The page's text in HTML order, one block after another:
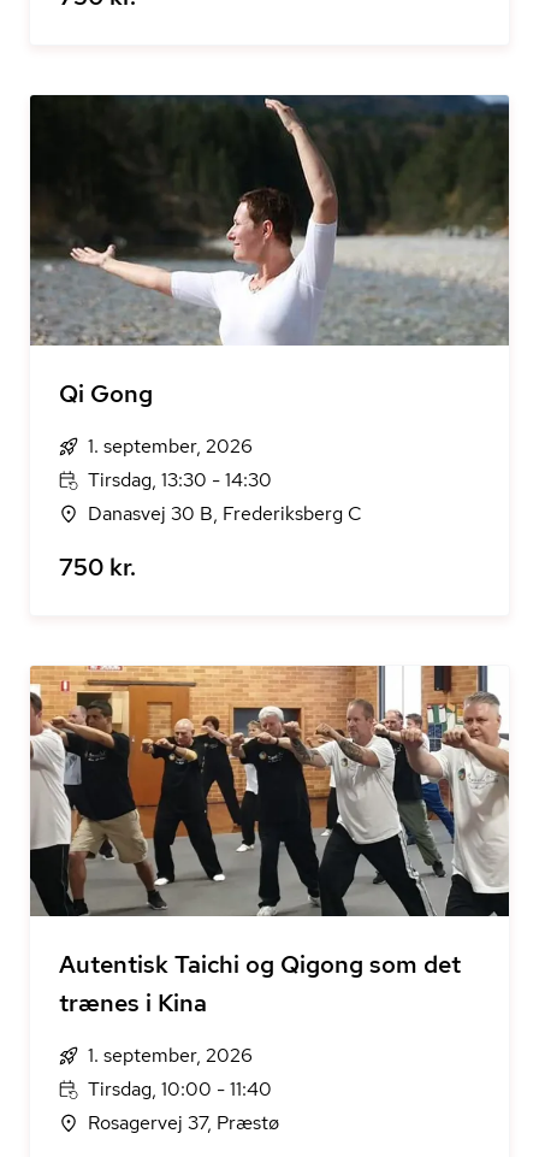
Qi Gong
1. september, 2026
Tirsdag, 13:30 - 14:30
Danasvej 30 B, Frederiksberg C
750 kr.
Autentisk Taichi og Qigong som det
trænes i Kina
1. september, 2026
Tirsdag, 10:00 - 11:40
Rosagervej 37, Præstø